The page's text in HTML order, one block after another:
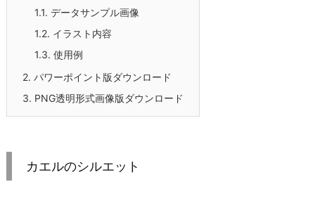
1.1. データサンプル画像
1.2. イラスト内容
1.3. 使用例
2. パワーポイント版ダウンロード
3. PNG透明形式画像版ダウンロード
カエルのシルエット